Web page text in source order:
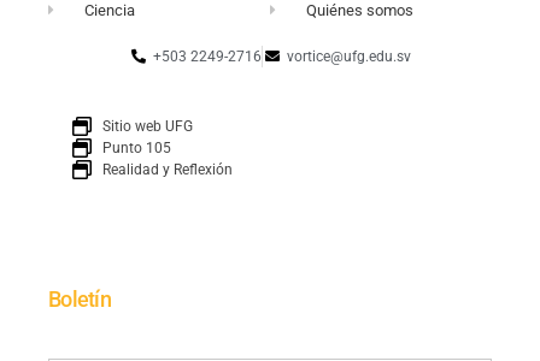
Ciencia Quiénes somos
+503 2249-2716 vortice@ufg.edu.sv
Sitio web UFG
Punto 105
Realidad y Reflexión
Boletín